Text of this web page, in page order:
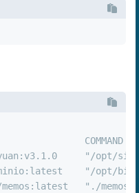
"/opt/
minio:latest    "/opt/
memos:latest